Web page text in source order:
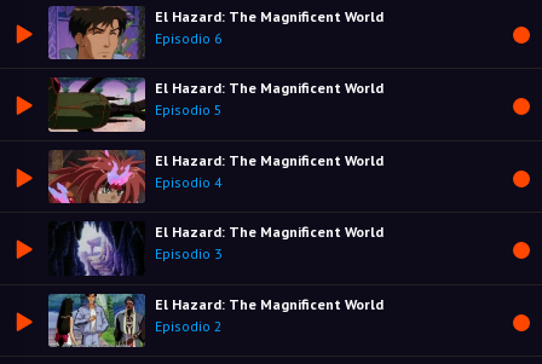
El Hazard: The Magnificent World
Episodio 6
El Hazard: The Magnificent World
Episodio 5
El Hazard: The Magnificent World
Episodio 4
El Hazard: The Magnificent World
Episodio 3
El Hazard: The Magnificent World
Episodio 2